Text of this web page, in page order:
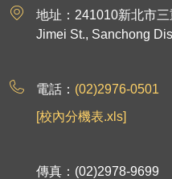
地址：241010新北市
Jimei St., Sanchong
電話： (02)2976-0501
[校內分機表.xls]
傳真：(02)2978-9699